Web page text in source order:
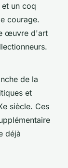
un coq
courage.
œuvre d'art
de la
et
siècle. Ces
déjà